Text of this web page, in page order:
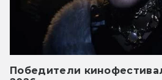
Победители